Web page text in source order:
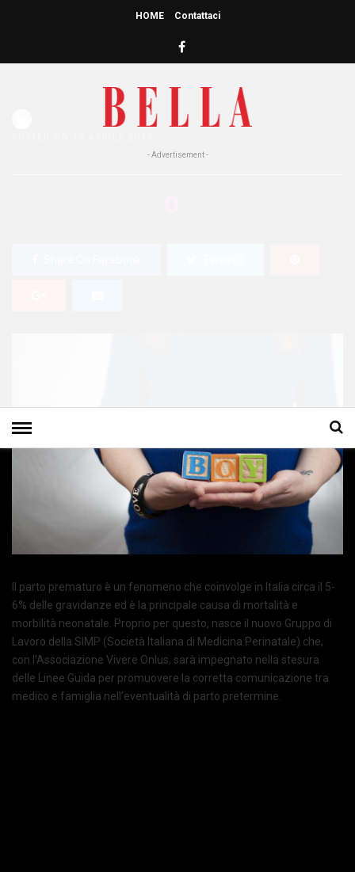
HOME Contattaci
- Advertisement -
Parto prematuro: come ridurre il
rischio del 34%
0
Il parto prematuro è un fenomeno che coinvolge in Italia circa il 5-
6% delle gravidanze ed è la principale causa di mortalità e
morbilità neonatale. Proprio per questo, nasce il nuovo Gruppo di
Lavoro della SIMP (Società Italiana di Medicina Perinatale) che,
con l’Associazione Vivere Onlus, sarà impegnato nella stesura
delle Linee Guida per promuovere la corretta comunicazione tra
medico e famiglia nell’eventualità di parto pretermine.